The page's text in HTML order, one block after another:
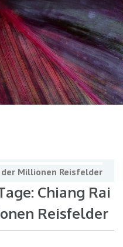
der Millionen Reisfelder
Chiang Rai
Reisfelder